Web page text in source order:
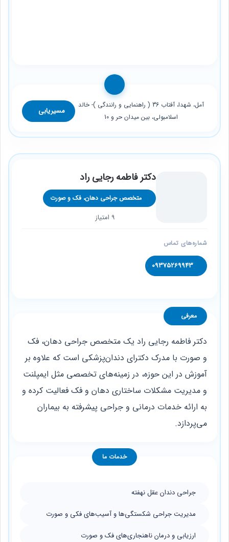
آمل، شهدا، آفتاب 36 ( راهنمایی و رانندگی )- خالد
اسلامبولی، بین میدان حر و 10
مسیریابی
دکتر فاطمه رجایی راد
متخصص جراحی دهان، فک و صورت
9 امتیاز
شماره‌های تماس
09375269943
معرفی
دکتر فاطمه رجایی راد یک متخصص جراحی دهان، فک
و صورت با مدرک دکترای دندان‌پزشکی است که علاوه بر
آموزش در این حوزه، در زمینه‌های تخصصی مثل ایمپلنت
و مدیریت مشکلات ساختاری دهان و فک فعالیت کرده و
به ارائه خدمات درمانی و جراحی پیشرفته به بیماران
می‌پردازد.
خدمات ما
جراحی دندان عقل نهفته
مدیریت جراحی شکستگی‌ها و آسیب‌های فکی و صورت
ارزیابی و درمان ناهنجاری‌های فک و صورت